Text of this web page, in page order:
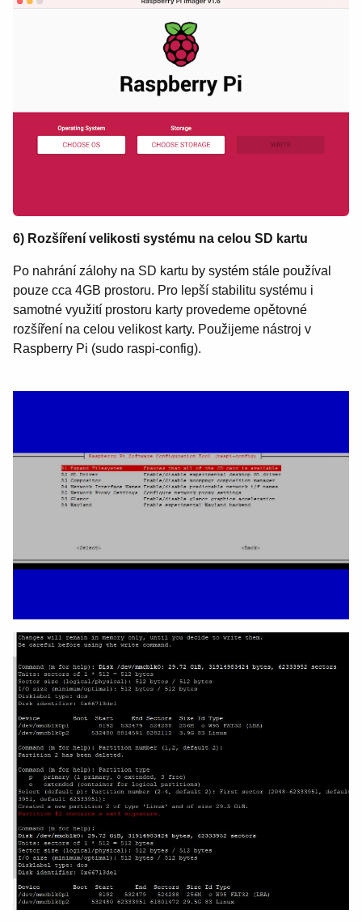
6) Rozšíření velikosti systému na celou SD kartu
Po nahrání zálohy na SD kartu by systém stále používal
pouze cca 4GB prostoru. Pro lepší stabilitu systému i
samotné využití prostoru karty provedeme opětovné
rozšíření na celou velikost karty. Použijeme nástroj v
Raspberry Pi (sudo raspi-config).